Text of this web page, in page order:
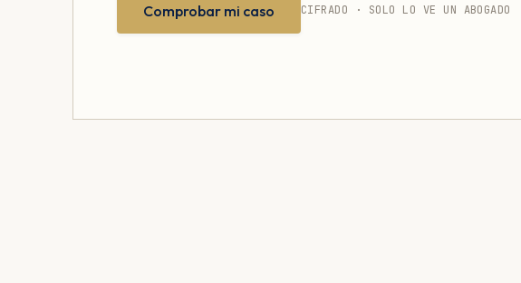
Comprobar mi caso CIFRADO · SOLO LO VE UN ABOGADO